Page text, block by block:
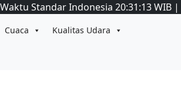
Waktu Standar Indonesia 20:31:13WIB |
Cuaca Kualitas Udara